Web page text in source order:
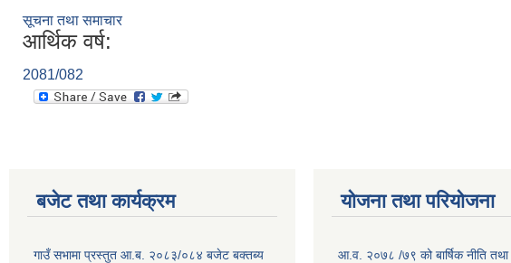
सूचना तथा समाचार
आर्थिक वर्ष:
2081/082
बजेट तथा कार्यक्रम
गाउँ सभामा प्रस्तुत आ.ब. २०८३/०८४ बजेट बक्तब्य
योजना तथा परियोजना
आ.व. २०७८ /७९ को बार्षिक नीति तथा